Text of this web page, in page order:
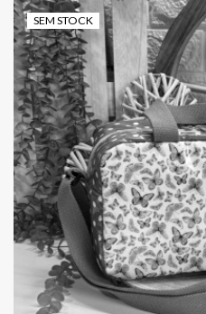
SEM STOCK